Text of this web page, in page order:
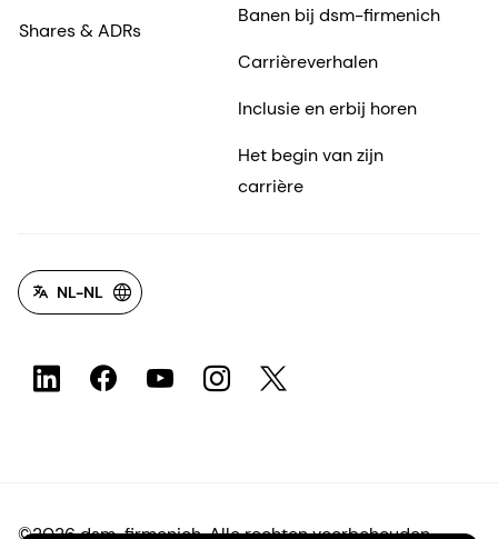
Shares & ADRs
Banen bij dsm-firmenich
Carrièreverhalen
Inclusie en erbij horen
Het begin van zijn
carrière
NL-NL
©2026 dsm-firmenich. Alle rechten voorbehouden.